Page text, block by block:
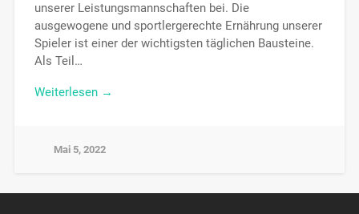
unserer Leistungsmannschaften bei. Die
ausgewogene und sportlergerechte Ernährung unserer
Spieler ist einer der wichtigsten täglichen Bausteine.
Als Teil…
Weiterlesen →
Mai 5, 2022